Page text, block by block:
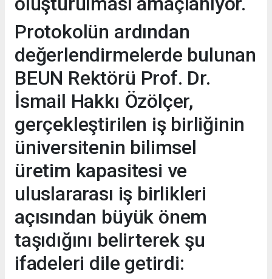
Protokolün ardından
değerlendirmelerde bulunan
BEUN Rektörü Prof. Dr.
İsmail Hakkı Özölçer,
gerçekleştirilen iş birliğinin
üniversitenin bilimsel
üretim kapasitesi ve
uluslararası iş birlikleri
açısından büyük önem
taşıdığını belirterek şu
ifadeleri dile getirdi: